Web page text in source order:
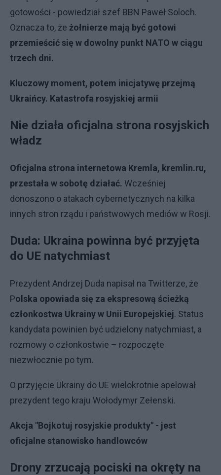
gotowości - powiedział szef BBN Paweł Soloch.
Oznacza to, że żołnierze mają być gotowi
przemieścić się w dowolny punkt NATO w ciągu
trzech dni.
Kluczowy moment, potem inicjatywę przejmą
Ukraińcy. Katastrofa rosyjskiej armii
Nie działa oficjalna strona rosyjskich
władz
Oficjalna strona internetowa Kremla, kremlin.ru,
przestała w sobotę działać. Wcześniej
donoszono o atakach cybernetycznych na kilka
innych stron rządu i państwowych mediów w Rosji.
Duda: Ukraina powinna być przyjęta
do UE natychmiast
Prezydent Andrzej Duda napisał na Twitterze, że
Polska opowiada się za ekspresową ścieżką
członkostwa Ukrainy w Unii Europejskiej. Status
kandydata powinien być udzielony natychmiast, a
rozmowy o członkostwie – rozpoczęte
niezwłocznie po tym.
O przyjęcie Ukrainy do UE wielokrotnie apelował
prezydent tego kraju Wołodymyr Zełenski.
Akcja "Bojkotuj rosyjskie produkty" - jest
oficjalne stanowisko handlowców
Drony zrzucają pociski na okręty na